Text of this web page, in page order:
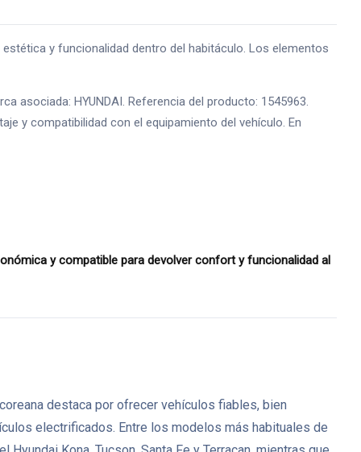
estética y funcionalidad dentro del habitáculo. Los elementos
asociada: HYUNDAI. Referencia del producto: 1545963.
y compatibilidad con el equipamiento del vehículo. En
y compatible para devolver confort y funcionalidad al
destaca por ofrecer vehículos fiables, bien
electrificados. Entre los modelos más habituales de